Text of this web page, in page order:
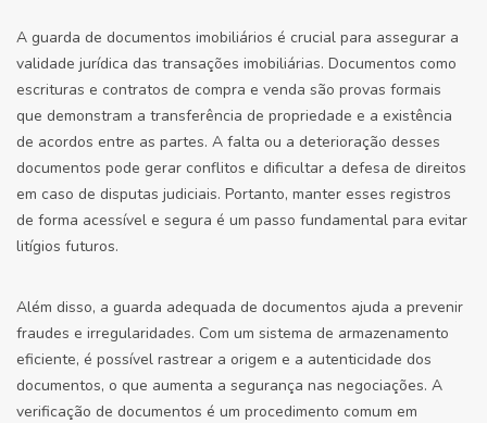
A guarda de documentos imobiliários é crucial para assegurar a
validade jurídica das transações imobiliárias. Documentos como
escrituras e contratos de compra e venda são provas formais
que demonstram a transferência de propriedade e a existência
de acordos entre as partes. A falta ou a deterioração desses
documentos pode gerar conflitos e dificultar a defesa de direitos
em caso de disputas judiciais. Portanto, manter esses registros
de forma acessível e segura é um passo fundamental para evitar
litígios futuros.
Além disso, a guarda adequada de documentos ajuda a prevenir
fraudes e irregularidades. Com um sistema de armazenamento
eficiente, é possível rastrear a origem e a autenticidade dos
documentos, o que aumenta a segurança nas negociações. A
verificação de documentos é um procedimento comum em